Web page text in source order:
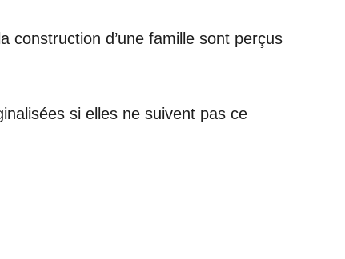
construction d’une famille sont perçus
si elles ne suivent pas ce